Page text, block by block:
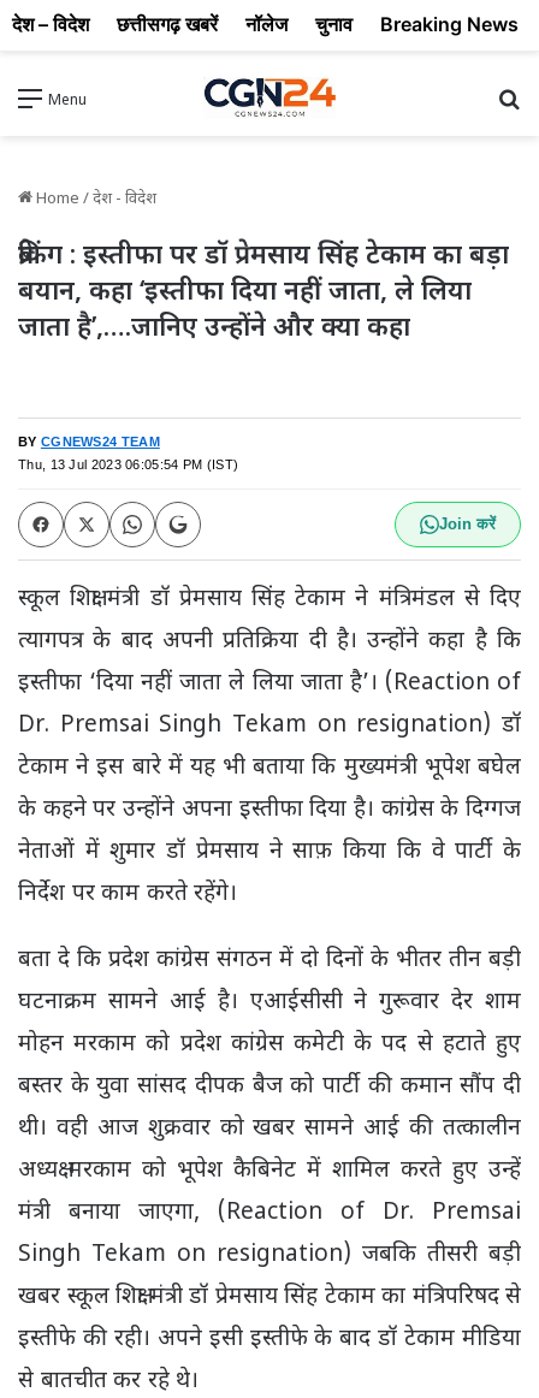
Menu
Home /देश - विदेश
ब्रेकिंग : इस्तीफा पर डॉ प्रेमसाय सिंह टेकाम का बड़ा
बयान, कहा ‘इस्तीफा दिया नहीं जाता, ले लिया
जाता है’,….जानिए उन्होंने और क्या कहा
BY CGNEWS24 TEAM
Thu, 13 Jul 2023 06:05:54 PM (IST)
Join करें
स्कूल शिक्षा मंत्री डॉ प्रेमसाय सिंह टेकाम ने मंत्रिमंडल से दिए
त्यागपत्र के बाद अपनी प्रतिक्रिया दी है। उन्होंने कहा है कि
इस्तीफा ‘दिया नहीं जाता ले लिया जाता है’। (Reaction of
Dr. Premsai Singh Tekam on resignation) डॉ
टेकाम ने इस बारे में यह भी बताया कि मुख्यमंत्री भूपेश बघेल
के कहने पर उन्होंने अपना इस्तीफा दिया है। कांग्रेस के दिग्गज
नेताओं में शुमार डॉ प्रेमसाय ने साफ़ किया कि वे पार्टी के
निर्देश पर काम करते रहेंगे।
बता दे कि प्रदेश कांग्रेस संगठन में दो दिनों के भीतर तीन बड़ी
घटनाक्रम सामने आई है। एआईसीसी ने गुरूवार देर शाम
मोहन मरकाम को प्रदेश कांग्रेस कमेटी के पद से हटाते हुए
बस्तर के युवा सांसद दीपक बैज को पार्टी की कमान सौंप दी
थी। वही आज शुक्रवार को खबर सामने आई की तत्कालीन
अध्यक्ष मरकाम को भूपेश कैबिनेट में शामिल करते हुए उन्हें
मंत्री बनाया जाएगा, (Reaction of Dr. Premsai
Singh Tekam on resignation) जबकि तीसरी बड़ी
खबर स्कूल शिक्षा मंत्री डॉ प्रेमसाय सिंह टेकाम का मंत्रिपरिषद से
इस्तीफे की रही। अपने इसी इस्तीफे के बाद डॉ टेकाम मीडिया
से बातचीत कर रहे थे।
देश – विदेश छत्तीसगढ़ खबरें नॉलेज चुनाव Breaking News